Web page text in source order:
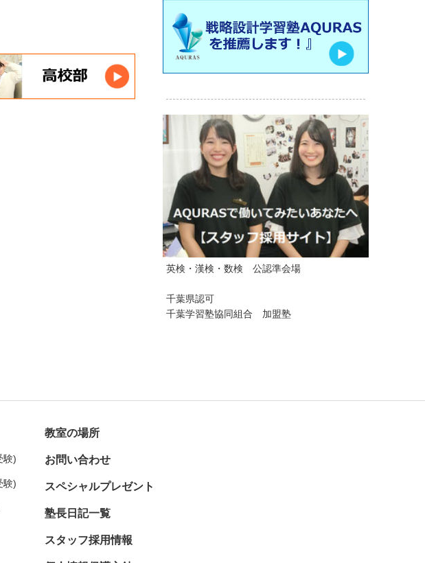
英検・漢検・数検 公認準会場
千葉県認可
千葉学習塾協同組合 加盟塾
験)
験)
教室の場所
お問い合わせ
スペシャルプレゼント
塾長日記一覧
スタッフ採用情報